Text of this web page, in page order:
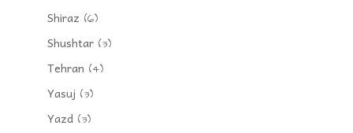
Shiraz (6)
Shushtar(3)
Tehran (4)
Yasuj (3)
Yazd(3)